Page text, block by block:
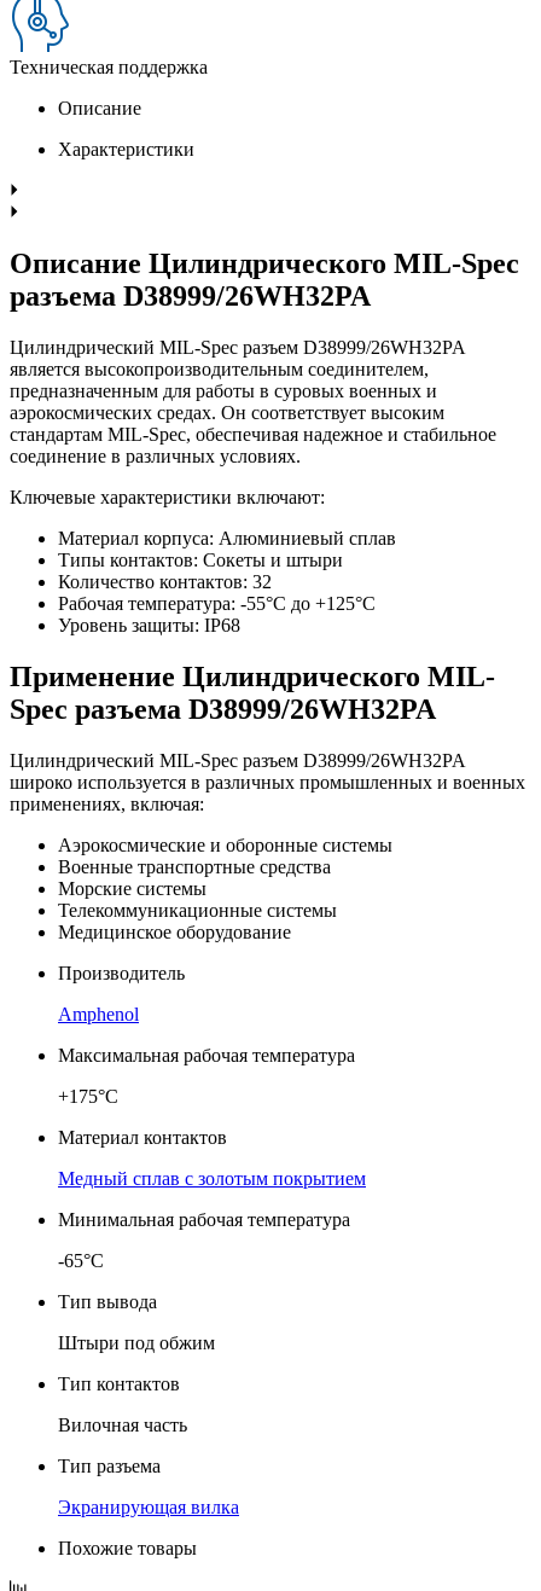
Техническая поддержка
Описание
Характеристики
Описание Цилиндрического MIL-Spec
разъема D38999/26WH32PA
Цилиндрический MIL-Spec разъем D38999/26WH32PA
является высокопроизводительным соединителем,
предназначенным для работы в суровых военных и
аэрокосмических средах. Он соответствует высоким
стандартам MIL-Spec, обеспечивая надежное и стабильное
соединение в различных условиях.
Ключевые характеристики включают:
Материал корпуса: Алюминиевый сплав
Типы контактов: Сокеты и штыри
Количество контактов: 32
Рабочая температура: -55°C до +125°C
Уровень защиты: IP68
Применение Цилиндрического MIL-
Spec разъема D38999/26WH32PA
Цилиндрический MIL-Spec разъем D38999/26WH32PA
широко используется в различных промышленных и военных
применениях, включая:
Аэрокосмические и оборонные системы
Военные транспортные средства
Морские системы
Телекоммуникационные системы
Медицинское оборудование
Производитель
Amphenol
Максимальная рабочая температура
+175°C
Материал контактов
Медный сплав с золотым покрытием
Минимальная рабочая температура
-65°C
Тип вывода
Штыри под обжим
Тип контактов
Вилочная часть
Тип разъема
Экранирующая вилка
Похожие товары